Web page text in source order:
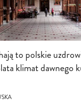
to polskie
klimat dawnego